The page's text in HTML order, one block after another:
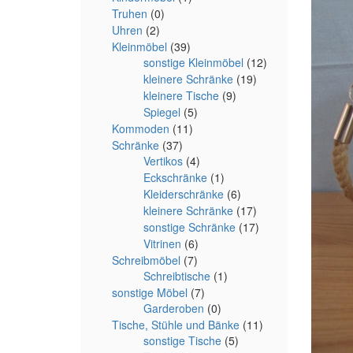
Truhen (0)
Uhren (2)
Kleinmöbel (39)
sonstige Kleinmöbel (12)
kleinere Schränke (19)
kleinere Tische (9)
Spiegel (5)
Kommoden (11)
Schränke (37)
Vertikos (4)
Eckschränke (1)
Kleiderschränke (6)
kleinere Schränke (17)
sonstige Schränke (17)
Vitrinen (6)
Schreibmöbel (7)
Schreibtische (1)
sonstige Möbel (7)
Garderoben (0)
Tische, Stühle und Bänke (11)
sonstige Tische (5)